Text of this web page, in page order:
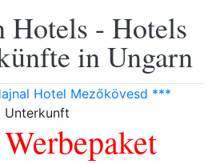
- Hotels
in Ungarn
Hotel Mezőkövesd ***
Unterkunft